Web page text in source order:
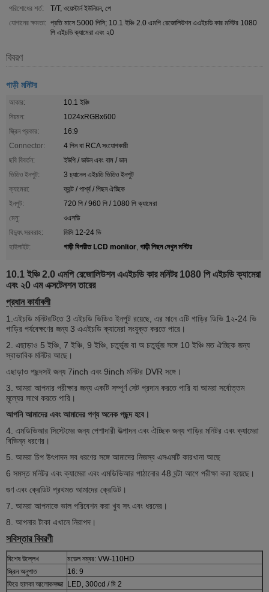
পরিশোধের শর্ত:
T/T, ওয়েস্টার্ন ইউনিয়ন, পে
যোগানের ক্ষমতা: প্রতি মাসে 5000 পিসি; 10.1 ইঞ্চি 2.0 এমপি রেজোলিউশন এএইচডি কার মনিটর 1080
পি এইচডি ক্যামেরা এবং ২0
বিবরণ
গাড়ী মনিটর
আকার:
10.1 ইঞ্চি
নিয়মন:
1024xRGBx600
স্ক্রিন প্রকার:
16:9
Connector:
4 পিন বা RCA ​​সংযোগকারী
ছবি বিবর্তন:
ইউপি / ডাউন এবং বাম / ডান
ভিডিও ইনপুট:
3 চ্যানেল এইচডি ভিডিও ইনপুট
ক্যামেরা:
ফ্রন্ট / পার্শ্ব / পিছন ঐচ্ছিক
ইনপুট:
720 পি / 960 পি / 1080 পি ক্যামেরা
মেনু:
ওএসডি
বিদ্যুৎ সরবরাহ:
ডিসি 12-24 ভি
হাইলাইট:
গাড়ী বিপরীত LCD monitor, গাড়ী পিছন দেখুন মনিটর
10.1 ইঞ্চি 2.0 এমপি রেজোলিউশন এএইচডি কার মনিটর 1080 পি এইচডি ক্যামেরা
এবং ২0 এম এক্সটেনশন তারের
প্রধান কার্যাবলী
1.এইচডি মনিটরটিতে 3 এইচডি ভিডিও ইনপুট রয়েছে, এর মানে এটি গাড়ির ডিভি 1২-24 ভি
গাড়ির পর্যবেক্ষণের জন্য 3 এএইচডি ক্যামেরা সংযুক্ত করতে পারে।
2. এছাড়াও 5 ইঞ্চি, 7 ইঞ্চি, 9 ইঞ্চি, চতুর্ভুজ বা অ চতুর্ভুজ সঙ্গে 10 ইঞ্চি মত ঐচ্ছিক জন্য
স্বাভাবিক মনিটর আছে।
এছাড়াও পছন্দসই জন্য 7inch এবং 9inch মনিটর DVR সঙ্গে।
3. আমরা আপনার পরীক্ষার জন্য একটি সম্পূর্ণ সেট প্রদান করতে পারি যা আমরা সর্বোত্তম
মূল্যের সাথে করতে পারি।
আপনি আমাদের এবং আমাদের পণ্য অনেক পছন্দ হবে।
4. এমডিভিআর সিস্টেমের জন্য পেশাদারী উত্পাদন এবং ঐচ্ছিক জন্য গাড়ির মনিটর এবং ক্যামেরা
বিভিন্ন ধরণের।
5. আমরা চিপ উৎপাদন সব ধরণের সঙ্গে আমাদের নিজস্ব এসএমটি কারখানা আছে
6 সমস্ত মনিটর এবং ক্যামেরা এবং এমডিভিআর পাঠানোর 48 ঘন্টা আগে পরীক্ষা করা হয়েছে।
গুণ এবং ক্রেডিট প্রথমত আমাদের ক্রেডিট।
7. আমরা আপনাকে ভাল পরিবেশন করা খুব সৎ এবং ধরনের।
8. আপনার টাকা এখানে নিরাপদ।
সবিস্তার বিবরণী
বিশেষ উল্লেখ
মডেল নম্বর: VW-110HD
স্ক্রিন অনুপাত
16: 9
ফিরে হালকা আলোকসজ্জা LED, 300cd / মি 2